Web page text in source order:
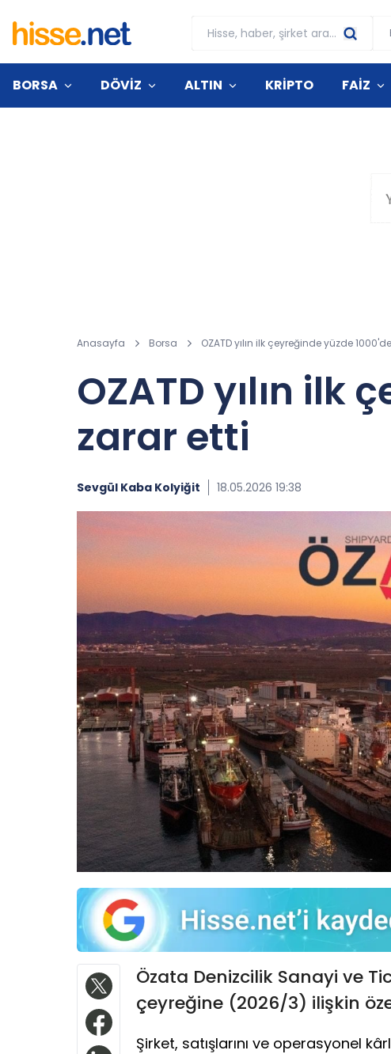
BORSA DÖVİZ ALTIN KRİPTO FAİZ
Anasayfa Borsa OZATD yılın ilk çeyreğinde yüzde
OZATD yılın ilk
zarar etti
Sevgül Kaba Kolyiğit 18.05.2026 19:38
Özata Denizcilik Sanayi ve
çeyreğine (2026/3) ilişkin
Şirket, satışlarını ve operasyonel